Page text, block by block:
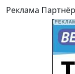
Реклама